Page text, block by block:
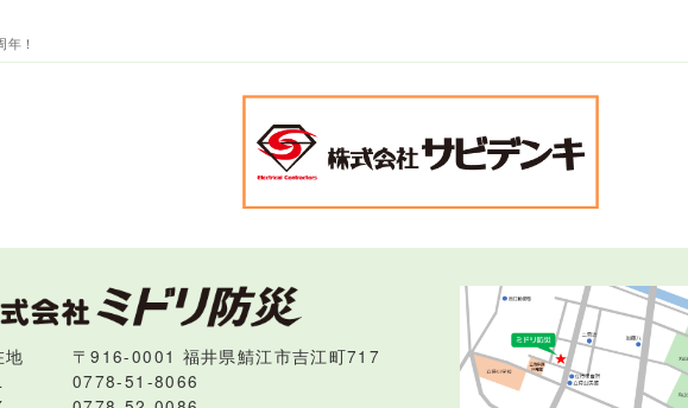
！
地
〒916-0001 福井県鯖江市吉江町717
0778-51-8066